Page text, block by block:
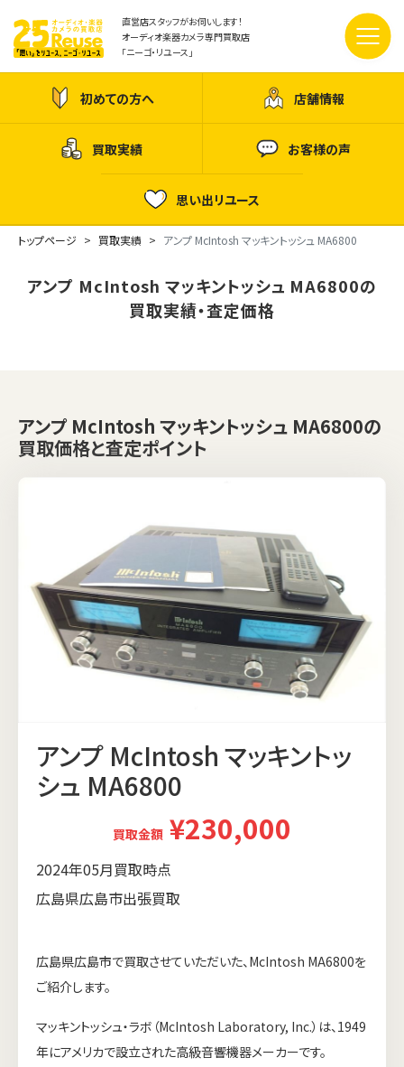
直営店スタッフがお伺いします！
オーディオ楽器カメラ専門買取店
「ニーゴ・リユース」
初めての方へ 店舗情報
買取実績 お客様の声
思い出リユース
トップページ 買取実績 アンプ McIntosh マッキントッシュ MA6800
アンプ McIntosh マッキントッシュ MA6800の
買取実績・査定価格
アンプ McIntosh マッキントッシュ MA6800の
買取価格と査定ポイント
アンプ McIntosh マッキントッ
シュ MA6800
買取金額 ¥230,000
2024年05月買取時点
広島県広島市出張買取
広島県広島市で買取させていただいた、McIntosh MA6800を
ご紹介します。
マッキントッシュ・ラボ（McIntosh Laboratory, Inc.）は、1949
年にアメリカで設立された高級音響機器メーカーです。